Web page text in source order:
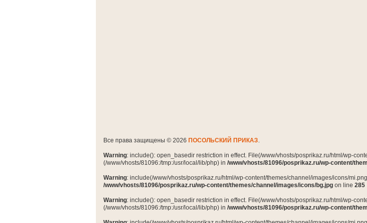
Все права защищены © 2026 ПОСОЛЬСКИЙ ПРИКАЗ.
Warning: include(): open_basedir restriction in effect. File(/www/vhosts/posprikaz.ru/html/wp-
(/www/vhosts/81096:/tmp:/usr/local/lib/php) in /www/vhosts/81096/posprikaz.ru/wp-content/
Warning: include(/www/vhosts/posprikaz.ru/html/wp-content/themes/channel/images/icons/
/www/vhosts/81096/posprikaz.ru/wp-content/themes/channel/images/icons/bg.jpg on line 285
Warning: include(): open_basedir restriction in effect. File(/www/vhosts/posprikaz.ru/html/wp-
(/www/vhosts/81096:/tmp:/usr/local/lib/php) in /www/vhosts/81096/posprikaz.ru/wp-content/